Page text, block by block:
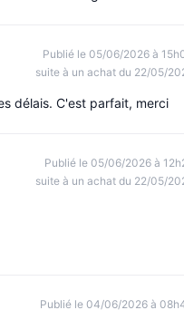
Publié le 05/06/2026 à
suite à un achat du 22/05/
délais. C'est parfait, merci
Publié le 05/06/2026 à
suite à un achat du 22/05/
Publié le 04/06/2026 à